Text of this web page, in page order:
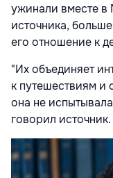
ужинали вместе
источника,
его отношение к
"Их объединяет
к путешествиям и
она не
говорил источник.